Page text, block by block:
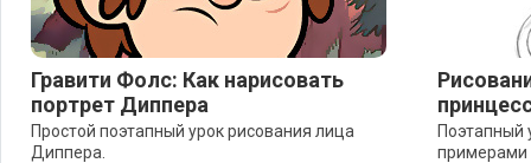
Гравити Фолс: Как нарисовать
портрет Диппера
Простой поэтапный урок рисования лица
Диппера.
Поэтапный
примерами